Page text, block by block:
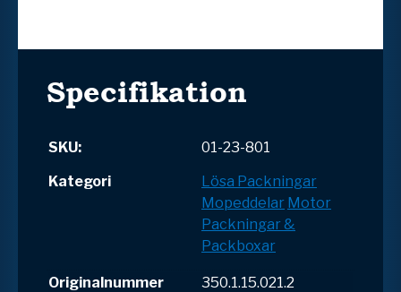
Specifikation
SKU:
01-23-801
Kategori
Lösa Packningar
Mopeddelar Motor
Packningar &
Packboxar
Originalnummer
350.1.15.021.2